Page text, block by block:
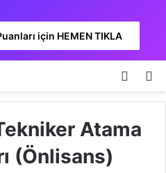
için HEMEN TIKLA
Kayıt
Atama
(Önlisans)